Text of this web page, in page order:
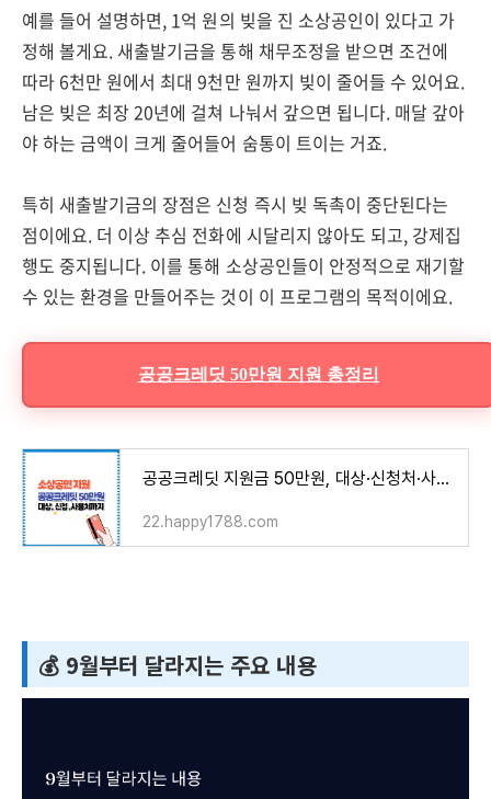
예를 들어 설명하면, 1억 원의 빚을 진 소상공인이 있다고 가
정해 볼게요. 새출발기금을 통해 채무조정을 받으면 조건에
따라 6천만 원에서 최대 9천만 원까지 빚이 줄어들 수 있어요.
남은 빚은 최장 20년에 걸쳐 나눠서 갚으면 됩니다. 매달 갚아
야 하는 금액이 크게 줄어들어 숨통이 트이는 거죠.
특히 새출발기금의 장점은 신청 즉시 빚 독촉이 중단된다는
점이에요. 더 이상 추심 전화에 시달리지 않아도 되고, 강제집
행도 중지됩니다. 이를 통해 소상공인들이 안정적으로 재기할
수 있는 환경을 만들어주는 것이 이 프로그램의 목적이에요.
공공크레딧 50만원 지원 총정리
공공크레딧 지원금 50만원, 대상·신청처·사용법은?
22.happy1788.com
💰 9월부터 달라지는 주요 내용